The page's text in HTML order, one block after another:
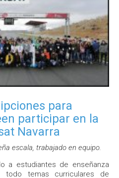
para
participar en la
Navarra
escala, trabajado en equipo.
a estudiantes de enseñanza
todo temas curriculares de